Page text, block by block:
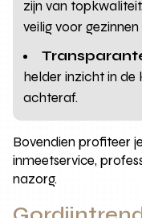
zijn van
veilig voor
helder inzicht in de
achteraf.
Bovendien profiteer
inmeetservice,
nazorg.